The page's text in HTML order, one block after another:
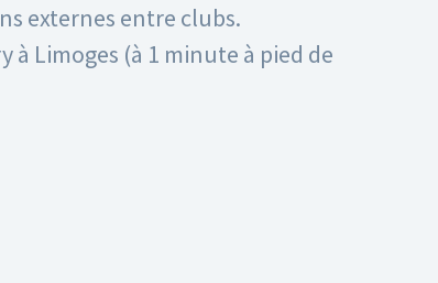
externes entre clubs.
Limoges (à 1 minute à pied de